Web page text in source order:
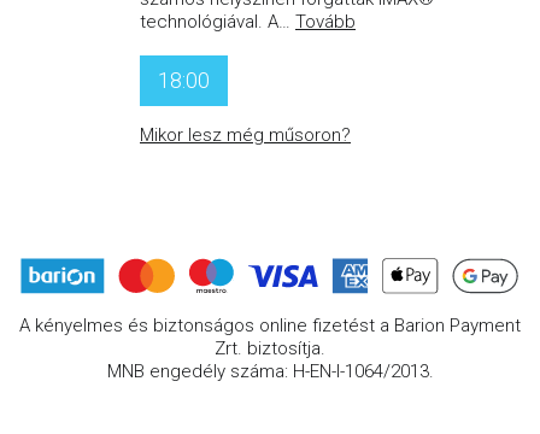
technológiával. A… Tovább
18:00
Mikor lesz még műsoron?
A kényelmes és biztonságos online fizetést a Barion Payment
Zrt. biztosítja.
MNB engedély száma: H-EN-I-1064/2013.